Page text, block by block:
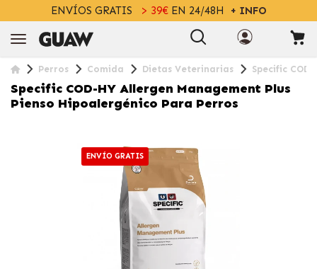
ENVÍOS GRATIS > 39€EN 24/48H + INFO
Perros Comida Dietas Veterinarias Specific
Specific COD-HY Allergen Management Plus
Pienso Hipoalergénico Para Perros
ENVÍO GRATIS